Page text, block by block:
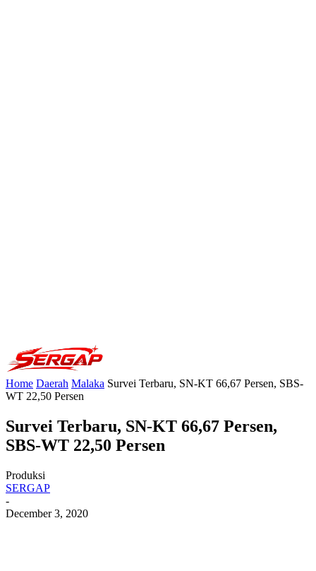
Home Daerah Malaka Survei Terbaru, SN-KT 66,67 Persen, SBS-
WT 22,50 Persen
Survei Terbaru, SN-KT 66,67 Persen,
SBS-WT 22,50 Persen
Produksi
SERGAP
-
December 3, 2020